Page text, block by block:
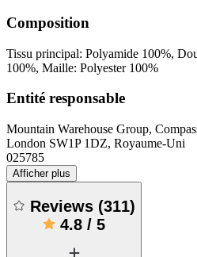
Composition
Tissu principal: Polyamide 100%,
100%, Maille: Polyester 100%
Entité responsable
Mountain Warehouse Group,
London SW1P 1DZ, Royaume-Uni
025785
Afficher plus
Reviews (311)
4.8 / 5